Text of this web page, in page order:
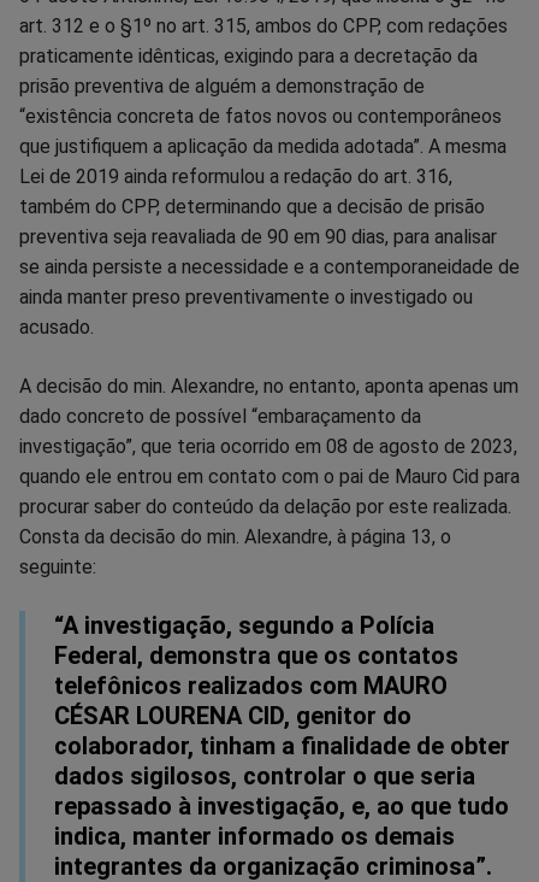
art. 312 e o §1º no art. 315, ambos do CPP, com redações
praticamente idênticas, exigindo para a decretação da
prisão preventiva de alguém a demonstração de
“existência concreta de fatos novos ou contemporâneos
que justifiquem a aplicação da medida adotada”. A mesma
Lei de 2019 ainda reformulou a redação do art. 316,
também do CPP, determinando que a decisão de prisão
preventiva seja reavaliada de 90 em 90 dias, para analisar
se ainda persiste a necessidade e a contemporaneidade de
ainda manter preso preventivamente o investigado ou
acusado.
A decisão do min. Alexandre, no entanto, aponta apenas um
dado concreto de possível “embaraçamento da
investigação”, que teria ocorrido em 08 de agosto de 2023,
quando ele entrou em contato com o pai de Mauro Cid para
procurar saber do conteúdo da delação por este realizada.
Consta da decisão do min. Alexandre, à página 13, o
seguinte:
“A investigação, segundo a Polícia
Federal, demonstra que os contatos
telefônicos realizados com MAURO
CÉSAR LOURENA CID, genitor do
colaborador, tinham a finalidade de obter
dados sigilosos, controlar o que seria
repassado à investigação, e, ao que tudo
indica, manter informado os demais
integrantes da organização criminosa”.